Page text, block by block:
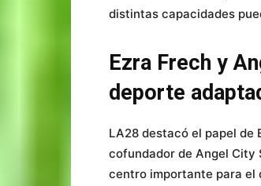
distintas capacidades
Ezra Frech y
deporte
LA28 destacó el papel de
cofundador de Angel City
centro importante para el